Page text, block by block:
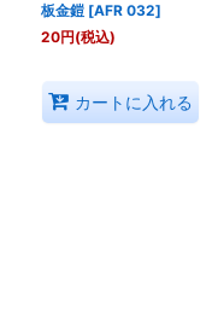
板金鎧 [AFR 032]
20円(税込)
カートに入れる